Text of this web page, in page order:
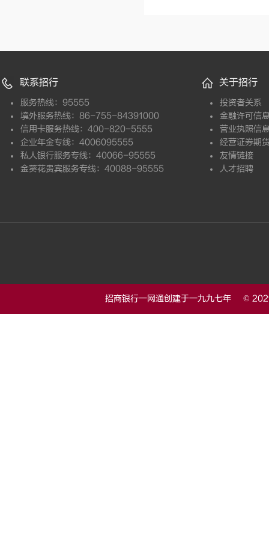
联系招行
服务热线：95555
境外服务热线：86-755-84391000
信用卡服务热线：400-820-5555
企业年金专线：4006095555
私人银行服务专线：40066-95555
金葵花贵宾服务专线：40088-95555
关于招行
投资者关系
金融许可信
营业执照信
经营证券期
友情链接
人才招聘
招商银行一网通创建于一九九七年 ©